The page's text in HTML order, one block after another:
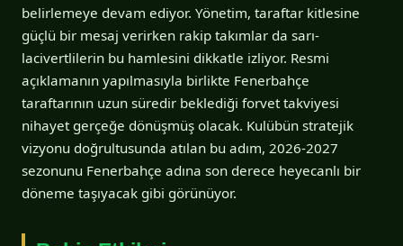
belirlemeye devam ediyor. Yönetim, taraftar kitlesine
güçlü bir mesaj verirken rakip takımlar da sarı-
lacivertlilerin bu hamlesini dikkatle izliyor. Resmi
açıklamanın yapılmasıyla birlikte Fenerbahçe
taraftarının uzun süredir beklediği forvet takviyesi
nihayet gerçeğe dönüşmüş olacak. Kulübün stratejik
vizyonu doğrultusunda atılan bu adım, 2026-2027
sezonunu Fenerbahçe adına son derece heyecanlı bir
döneme taşıyacak gibi görünüyor.